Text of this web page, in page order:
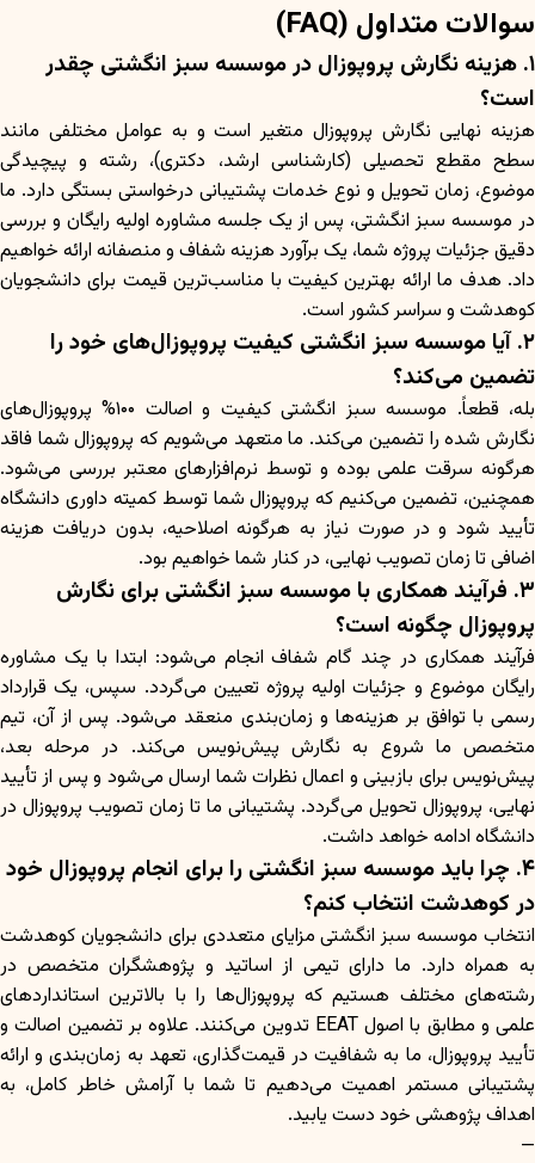
سوالات متداول (FAQ)
۱. هزینه نگارش پروپوزال در موسسه سبز انگشتی چقدر
است؟
هزینه نهایی نگارش پروپوزال متغیر است و به عوامل مختلفی مانند
سطح مقطع تحصیلی (کارشناسی ارشد، دکتری)، رشته و پیچیدگی
موضوع، زمان تحویل و نوع خدمات پشتیبانی درخواستی بستگی دارد. ما
در موسسه سبز انگشتی، پس از یک جلسه مشاوره اولیه رایگان و بررسی
دقیق جزئیات پروژه شما، یک برآورد هزینه شفاف و منصفانه ارائه خواهیم
داد. هدف ما ارائه بهترین کیفیت با مناسب‌ترین قیمت برای دانشجویان
کوهدشت و سراسر کشور است.
۲. آیا موسسه سبز انگشتی کیفیت پروپوزال‌های خود را
تضمین می‌کند؟
بله، قطعاً. موسسه سبز انگشتی کیفیت و اصالت ۱۰۰% پروپوزال‌های
نگارش شده را تضمین می‌کند. ما متعهد می‌شویم که پروپوزال شما فاقد
هرگونه سرقت علمی بوده و توسط نرم‌افزارهای معتبر بررسی می‌شود.
همچنین، تضمین می‌کنیم که پروپوزال شما توسط کمیته داوری دانشگاه
تأیید شود و در صورت نیاز به هرگونه اصلاحیه، بدون دریافت هزینه
اضافی تا زمان تصویب نهایی، در کنار شما خواهیم بود.
۳. فرآیند همکاری با موسسه سبز انگشتی برای نگارش
پروپوزال چگونه است؟
فرآیند همکاری در چند گام شفاف انجام می‌شود: ابتدا با یک مشاوره
رایگان موضوع و جزئیات اولیه پروژه تعیین می‌گردد. سپس، یک قرارداد
رسمی با توافق بر هزینه‌ها و زمان‌بندی منعقد می‌شود. پس از آن، تیم
متخصص ما شروع به نگارش پیش‌نویس می‌کند. در مرحله بعد،
پیش‌نویس برای بازبینی و اعمال نظرات شما ارسال می‌شود و پس از تأیید
نهایی، پروپوزال تحویل می‌گردد. پشتیبانی ما تا زمان تصویب پروپوزال در
دانشگاه ادامه خواهد داشت.
۴. چرا باید موسسه سبز انگشتی را برای انجام پروپوزال خود
در کوهدشت انتخاب کنم؟
انتخاب موسسه سبز انگشتی مزایای متعددی برای دانشجویان کوهدشت
به همراه دارد. ما دارای تیمی از اساتید و پژوهشگران متخصص در
رشته‌های مختلف هستیم که پروپوزال‌ها را با بالاترین استانداردهای
علمی و مطابق با اصول EEAT تدوین می‌کنند. علاوه بر تضمین اصالت و
تأیید پروپوزال، ما به شفافیت در قیمت‌گذاری، تعهد به زمان‌بندی و ارائه
پشتیبانی مستمر اهمیت می‌دهیم تا شما با آرامش خاطر کامل، به
اهداف پژوهشی خود دست یابید.
—